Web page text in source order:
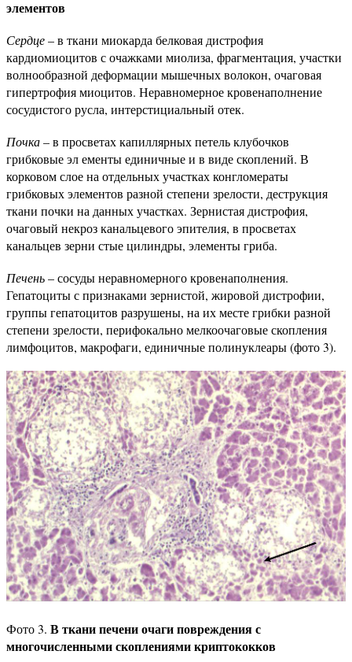
элементов
Сердце– в ткани миокарда белковая дистрофия
кардиомиоцитов с очажками миолиза, фрагментация, участки
волнообразной деформации мышечных волокон, очаговая
гипертрофия миоцитов. Неравномерное кровенаполнение
сосудистого русла, интерстициальный отек.
Почка– в просветах капиллярных петель клубочков
грибковые эл ементы единичные и в виде скоплений. В
корковом слое на отдельных участках конгломераты
грибковых элементов разной степени зрелости, деструкция
ткани почки на данных участках. Зернистая дистрофия,
очаговый некроз канальцевого эпителия, в просветах
канальцев зерни стые цилиндры, элементы гриба.
Печень– сосуды неравномерного кровенаполнения.
Гепатоциты с признаками зернистой, жировой дистрофии,
группы гепатоцитов разрушены, на их месте грибки разной
степени зрелости, перифокально мелкоочаговые скопления
лимфоцитов, макрофаги, единичные полинуклеары (фото 3).
Фото 3. В ткани печени очаги повреждения с
многочисленными скоплениями криптококков